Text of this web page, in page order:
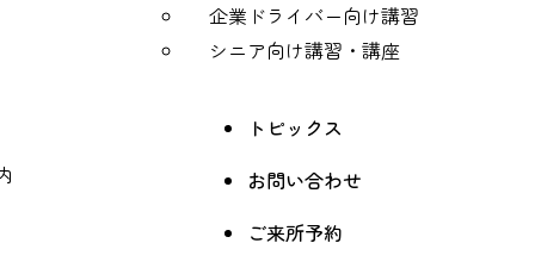
企業ドライバー向け講習
シニア向け講習・講座
トピックス
お問い合わせ
ご来所予約